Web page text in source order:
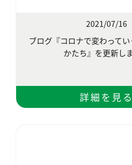
2021/07/16
ブログ『コロナで変わって
かたち』を更新し